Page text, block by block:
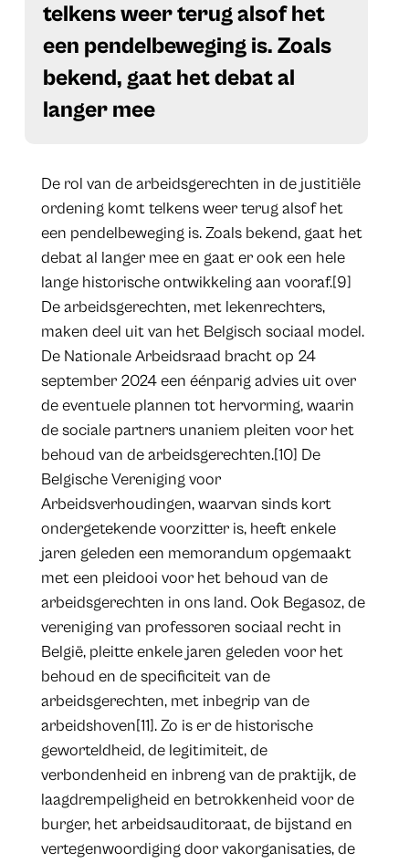
telkens weer terug alsof het
een pendelbeweging is. Zoals
bekend, gaat het debat al
langer mee
De rol van de arbeidsgerechten in de justitiële
ordening komt telkens weer terug alsof het
een pendelbeweging is. Zoals bekend, gaat het
debat al langer mee en gaat er ook een hele
lange historische ontwikkeling aan vooraf.[9]
De arbeidsgerechten, met lekenrechters,
maken deel uit van het Belgisch sociaal model.
De Nationale Arbeidsraad bracht op 24
september 2024 een éénparig advies uit over
de eventuele plannen tot hervorming, waarin
de sociale partners unaniem pleiten voor het
behoud van de arbeidsgerechten.[10] De
Belgische Vereniging voor
Arbeidsverhoudingen, waarvan sinds kort
ondergetekende voorzitter is, heeft enkele
jaren geleden een memorandum opgemaakt
met een pleidooi voor het behoud van de
arbeidsgerechten in ons land. Ook Begasoz, de
vereniging van professoren sociaal recht in
België, pleitte enkele jaren geleden voor het
behoud en de specificiteit van de
arbeidsgerechten, met inbegrip van de
arbeidshoven[11]. Zo is er de historische
geworteldheid, de legitimiteit, de
verbondenheid en inbreng van de praktijk, de
laagdrempeligheid en betrokkenheid voor de
burger, het arbeidsauditoraat, de bijstand en
vertegenwoordiging door vakorganisaties, de